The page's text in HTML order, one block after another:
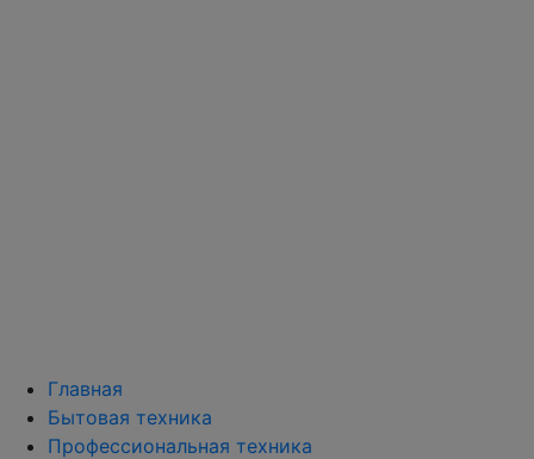
Главная
Бытовая техника
Профессиональная техника